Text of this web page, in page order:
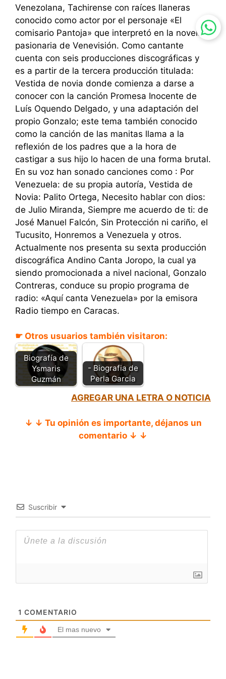
Venezolana, Tachirense con raíces llaneras
conocido como actor por el personaje «El
comisario Pantoja» que interpretó en la novela
pasionaria de Venevisión. Como cantante
cuenta con seis producciones discográficas y
es a partir de la tercera producción titulada:
Vestida de novia donde comienza a darse a
conocer con la canción Promesa Inocente de
Luís Oquendo Delgado, y una adaptación del
propio Gonzalo; este tema también conocido
como la canción de las manitas llama a la
reflexión de los padres que a la hora de
castigar a sus hijo lo hacen de una forma brutal.
En su voz han sonado canciones como : Por
Venezuela: de su propia autoría, Vestida de
Novia: Palito Ortega, Necesito hablar con dios:
de Julio Miranda, Siempre me acuerdo de ti: de
José Manuel Falcón, Sin Protección ni cariño, el
Tucusito, Honremos a Venezuela y otros.
Actualmente nos presenta su sexta producción
discográfica Andino Canta Joropo, la cual ya
siendo promocionada a nivel nacional, Gonzalo
Contreras, conduce su propio programa de
radio: «Aquí canta Venezuela» por la emisora
Radio tiempo en Caracas.
☛ Otros usuarios también visitaron:
Biografía de
Ysmaris
Guzmán
- Biografia de
Perla Garcia
AGREGAR UNA LETRA O NOTICIA
↓ ↓ Tu opinión es importante, déjanos un
comentario ↓ ↓
Suscribir
1 COMENTARIO
El mas nuevo